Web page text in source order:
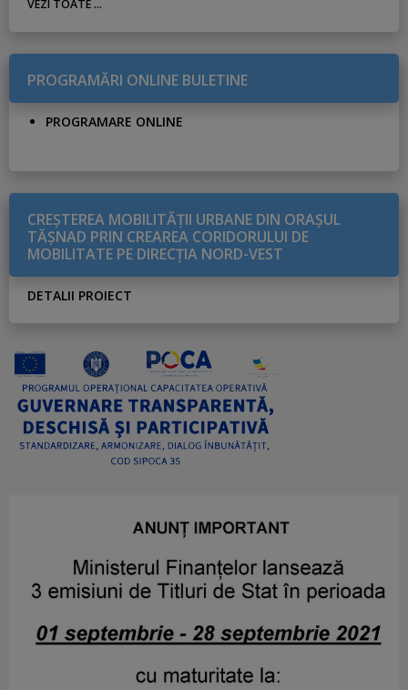
VEZI TOATE ...
PROGRAMĂRI ONLINE BULETINE
PROGRAMARE ONLINE
CREŞTEREA MOBILITĂŢII URBANE DIN ORAŞUL
TĂŞNAD PRIN CREAREA CORIDORULUI DE
MOBILITATE PE DIRECŢIA NORD-VEST
DETALII PROIECT